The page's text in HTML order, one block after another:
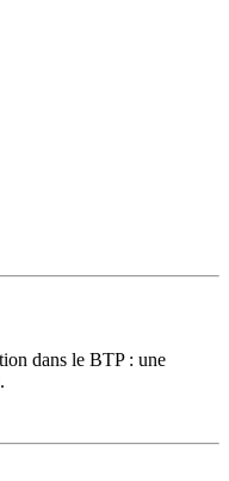
dans le BTP : une